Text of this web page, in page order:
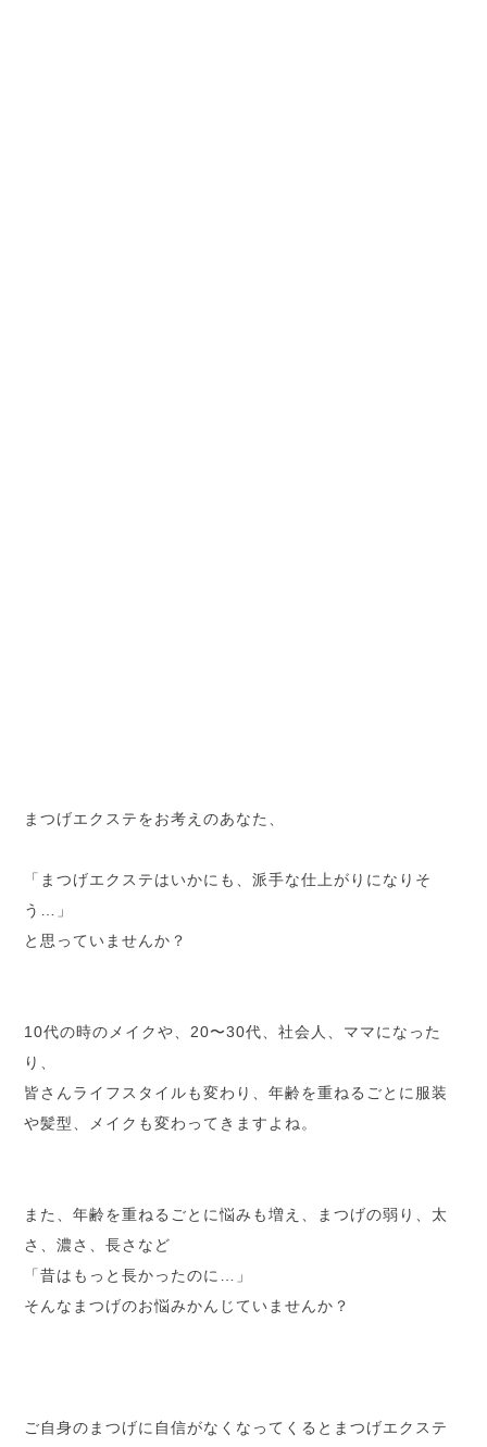
まつげエクステをお考えのあなた、
「まつげエクステはいかにも、派手な仕上がりになりそ
う…」
と思っていませんか？
10代の時のメイクや、20〜30代、社会人、ママになった
り、
皆さんライフスタイルも変わり、年齢を重ねるごとに服装
や髪型、メイクも変わってきますよね。
また、年齢を重ねるごとに悩みも増え、まつげの弱り、太
さ、濃さ、長さなど
「昔はもっと長かったのに…」
そんなまつげのお悩みかんじていませんか？
ご自身のまつげに自信がなくなってくるとまつげエクステ